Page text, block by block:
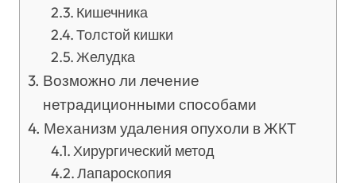
Кишечника
Толстой кишки
Желудка
Возможно ли лечение
нетрадиционными способами
Механизм удаления опухоли в ЖКТ
Хирургический метод
Лапароскопия